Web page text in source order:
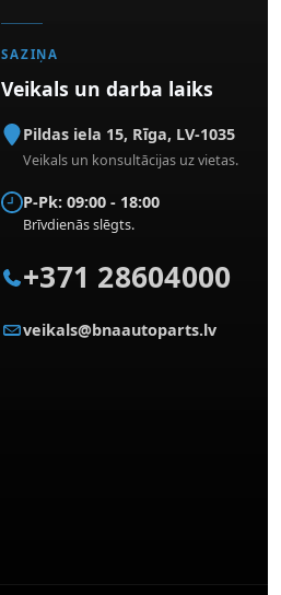
SAZIŅA
Veikals un darba laiks
Pildas iela 15, Rīga, LV-1035
Veikals un konsultācijas uz vietas.
P-Pk: 09:00 - 18:00
Brīvdienās slēgts.
+371 28604000
veikals@bnaautoparts.lv